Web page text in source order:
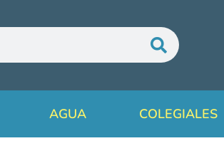
AGUA COLEGIALES